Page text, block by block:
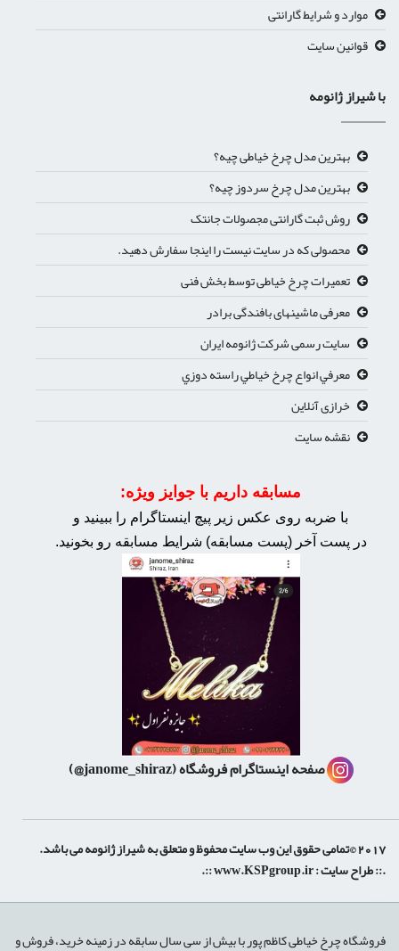
موارد و شرایط گارانتی
قوانین سایت
با شیراز ژانومه
بهترین مدل چرخ خیاطی چیه؟
بهترین مدل چرخ سردوز چیه؟
روش ثبت گارانتی مجصولات جانتک
محصولی که در سایت نیست را اینجا سفارش دهید.
تعمیرات چرخ خیاطی توسط بخش فنی
معرفی ماشینهای بافندگی برادر
سایت رسمی شرکت ژانومه ایران
معرفي انواع چرخ خياطي راسته دوزي
خرازی آنلاین
نقشه سایت
مسابقه داریم با جوایز ویژه:
با ضربه روی عکس زیر پیچ اینستاگرام را ببینید و
در پست آخر (پست مسابقه) شرایط مسابقه رو بخونید.
صفحه اینستاگرام فروشگاه(janome_shiraz@)
2017 ©تمامی حقوق این وب سایت محفوظ و متعلق به شیراز ژانومه می باشد.
.:: طراح سایت :www.KSPgroup.ir
::.
فروشگاه چرخ خیاطی کاظم پور با بیش از سی سال سابقه در زمینه خرید، فروش و